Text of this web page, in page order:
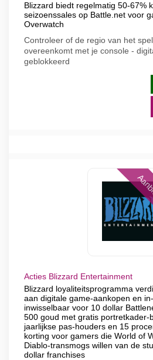
Blizzard biedt regelmatig 50-67%
seizoenssales op Battle.net voor
Overwatch
Controleer of de regio van het
overeenkomt met je console -
geblokkeerd
Acties Blizzard Entertainment
Blizzard loyaliteitsprogramma
aan digitale game-aankopen en
inwisselbaar voor 10 dollar
500 goud met gratis portretkader-
jaarlijkse pas-houders en 15
korting voor gamers die World of
Diablo-transmogs willen van de
dollar franchises